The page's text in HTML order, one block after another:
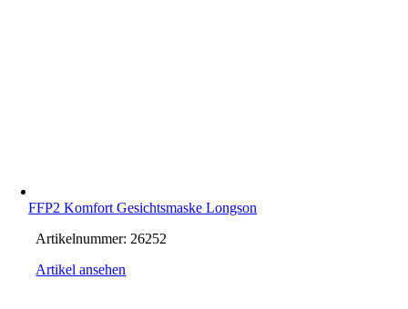
FFP2 Komfort Gesichtsmaske Longson
Artikelnummer: 26252
Artikel ansehen